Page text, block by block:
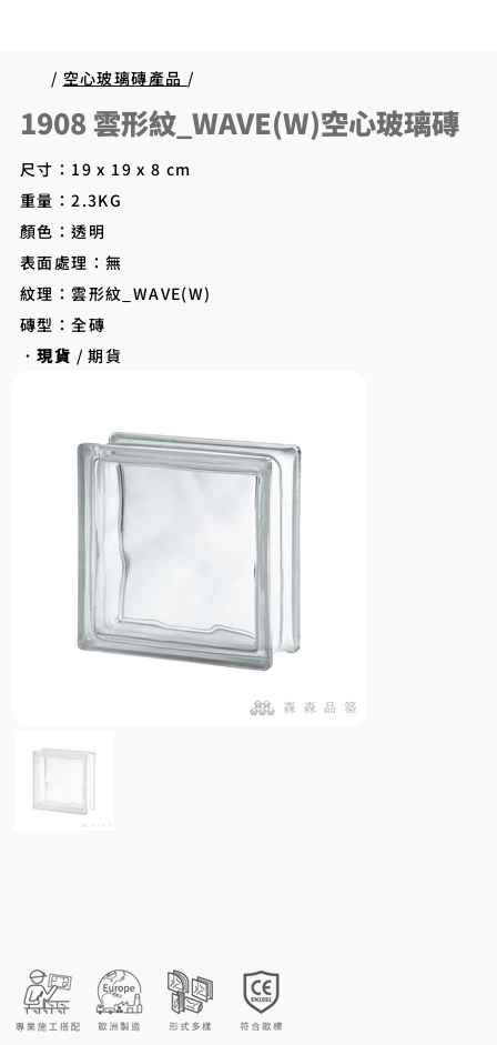
/ 空心玻璃磚產品 /
1908 雲形紋_WAVE(W)空心玻璃磚
尺寸：19 x 19 x 8 cm
重量：2.3KG
顏色：透明
表面處理：無
紋理：雲形紋_WAVE(W)
磚型：全磚
．現貨 / 期貨